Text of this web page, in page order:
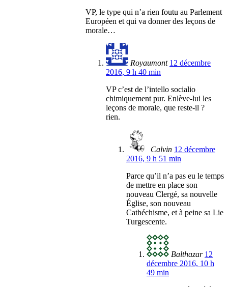
VP, le type qui n’a rien foutu au Parlement
Européen et qui va donner des leçons de
morale…
Royaumont 12 décembre
2016, 9 h 40 min
VP c’est de l’intello socialio
chimiquement pur. Enlève-lui les
leçons de morale, que reste-il ?
rien.
Calvin 12 décembre
2016, 9 h 51 min
Parce qu’il n’a pas eu le temps
de mettre en place son
nouveau Clergé, sa nouvelle
Église, son nouveau
Cathéchisme, et à peine sa Lie
Turgescente.
Balthazar 12
décembre 2016, 10 h
49 min